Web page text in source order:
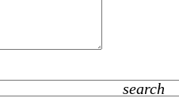
search